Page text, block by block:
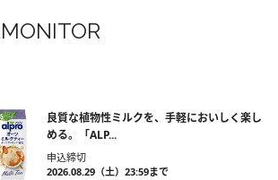
良質な植物性ミルクを、手軽においしく楽し
める。「ALP...
申込締切
2026.08.29（土）23:59まで